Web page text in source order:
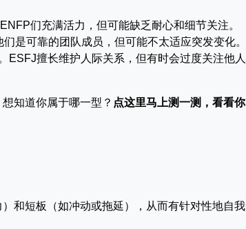
们充满活力，但可能缺乏耐心和细节关注。
是可靠的团队成员，但可能不太适应突发变化。
ESFJ擅长维护人际关系，但有时会过度关注他人
知道你属于哪一型？ 点这里马上测一测，看看你
和短板（如冲动或拖延），从而有针对性地自我